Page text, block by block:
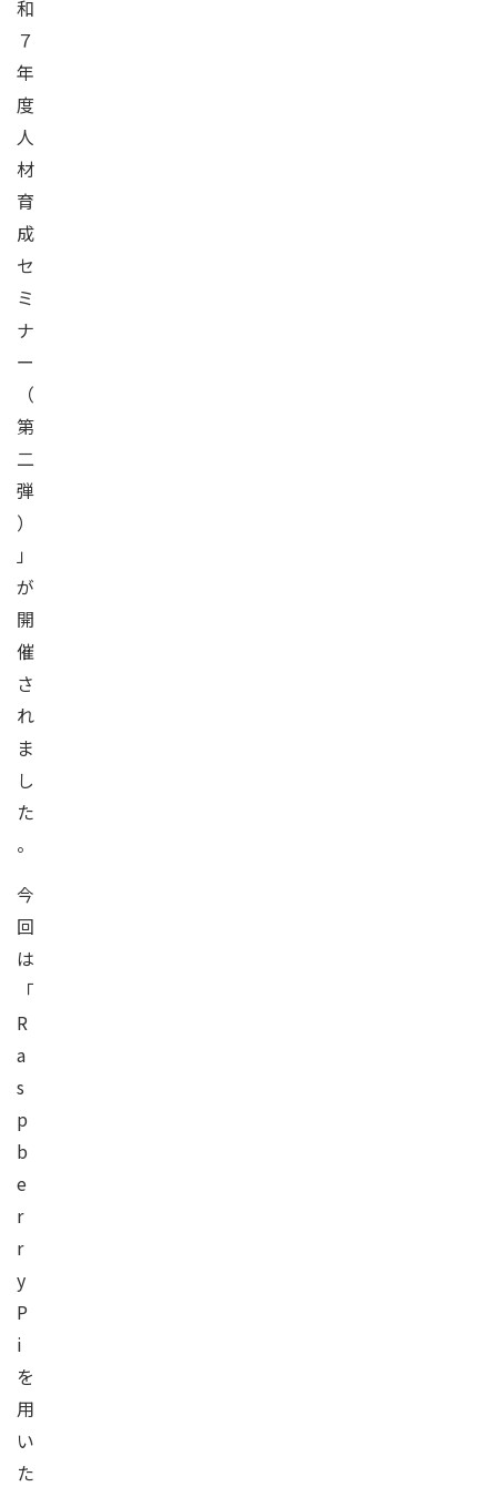
和
７
年
度
人
材
育
成
セ
ミ
ナ
ー
（
第
二
弾
）
」
が
開
催
さ
れ
ま
し
た
。
今
回
は
「
R
a
s
p
b
e
r
r
y
P
i
を
用
い
た